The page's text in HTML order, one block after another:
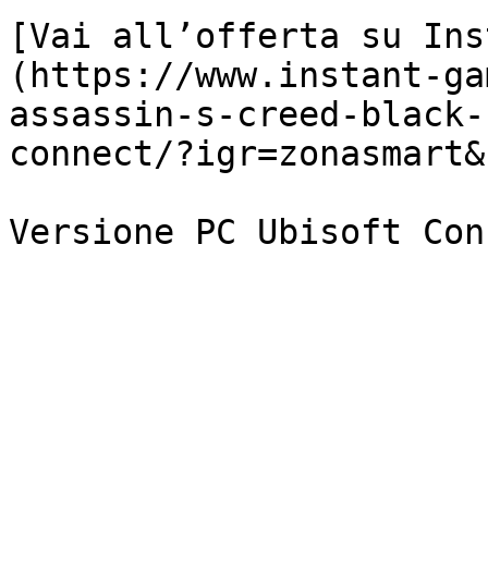
[Vai all’offerta su
(https://www.instant-
assassin-s-creed-
connect/
Versione PC Ubisoft